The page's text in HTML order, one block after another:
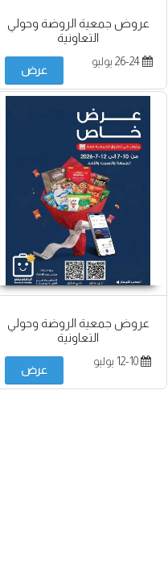
عروض جمعية الروضة وحولي
التعاونية
عرض
عروض جمعية الروضة وحولي
التعاونية
عرض